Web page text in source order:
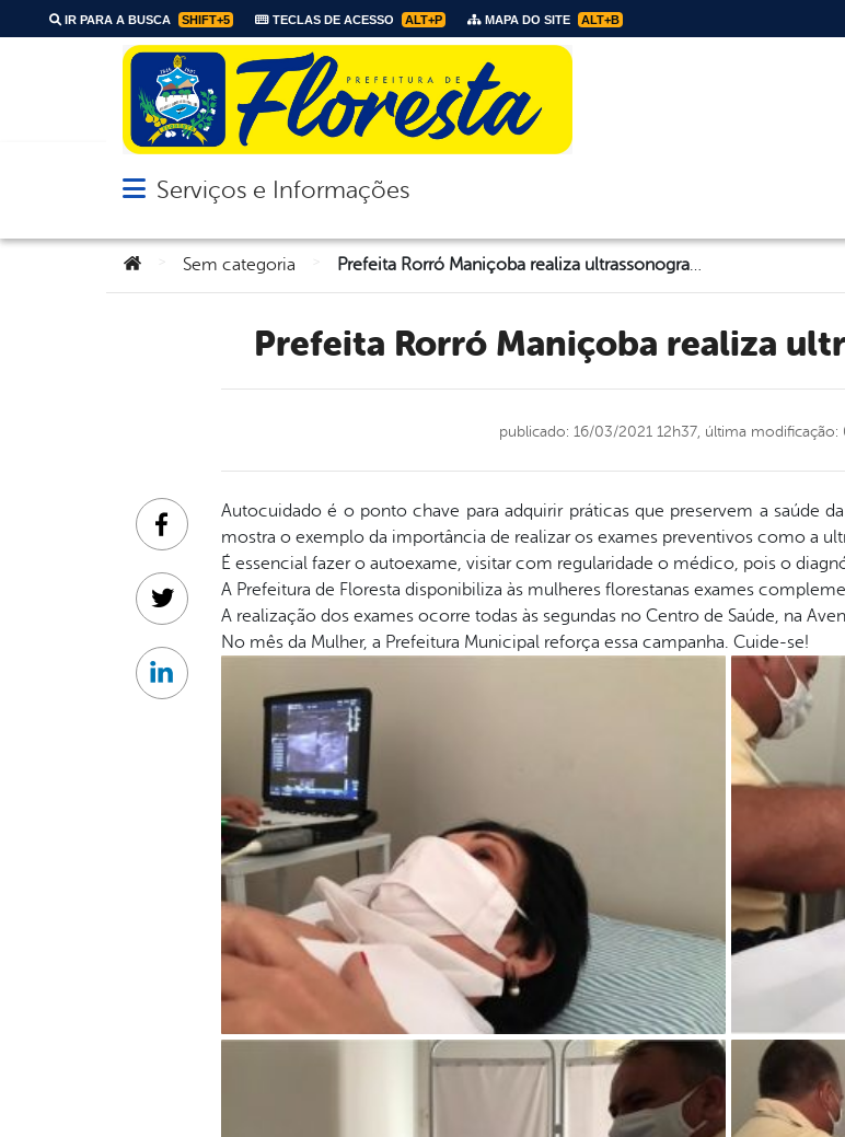
IR PARA A BUSCA SHIFT+5 TECLAS DE ACESSO ALT+P MAPA DO SITE ALT+B
Abrir menu principal de navegação
Serviços e Informações
Você está aqui:Sem categoria Prefeita Rorró Maniçoba realiza ultrassonografia da mama
Prefeita Rorró Maniçoba realiza
publicado: 16/03/2021 12h37, última
Autocuidado é o ponto chave para adquirir práticas que preservem a saúde
mostra o exemplo da importância de realizar os exames preventivos como a
É essencial fazer o autoexame, visitar com regularidade o médico, pois o
A Prefeitura de Floresta disponibiliza às mulheres florestanas exames
A realização dos exames ocorre todas às segundas no Centro de Saúde, na
No mês da Mulher, a Prefeitura Municipal reforça essa campanha. Cuide-se!⠀
Facebook
Twitter
Linkedin